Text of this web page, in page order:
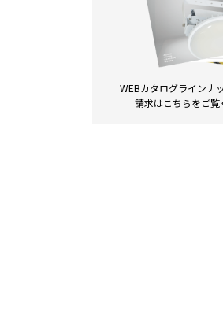
WEBカタログラインナ
請求はこちらをご覧